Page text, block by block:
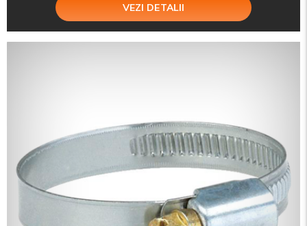
VEZI DETALII